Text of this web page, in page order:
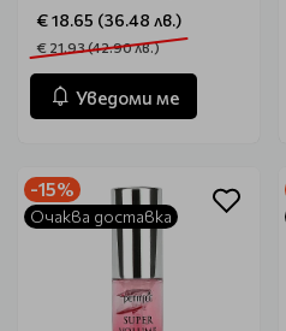
€ 18.65 (36.48 лв.)
€ 21.93 (42.90 лв.)
Уведоми ме
-15%
Очаква доставка